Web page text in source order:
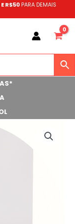
R$50 PARA DEMAIS